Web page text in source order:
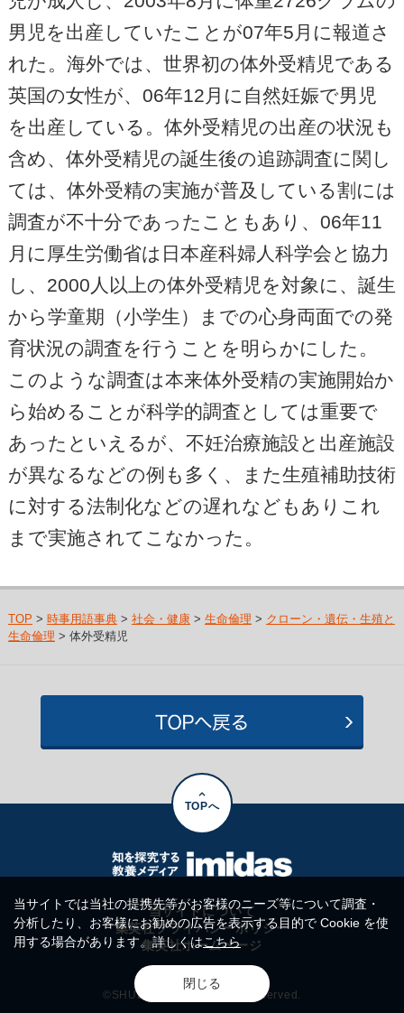
男児を出産していたことが07年5月に報道さ
れた。海外では、世界初の体外受精児である
英国の女性が、06年12月に自然妊娠で男児
を出産している。体外受精児の出産の状況も
含め、体外受精児の誕生後の追跡調査に関し
ては、体外受精の実施が普及している割には
調査が不十分であったこともあり、06年11
月に厚生労働省は日本産科婦人科学会と協力
し、2000人以上の体外受精児を対象に、誕生
から学童期（小学生）までの心身両面での発
育状況の調査を行うことを明らかにした。
このような調査は本来体外受精の実施開始か
ら始めることが科学的調査としては重要で
あったといえるが、不妊治療施設と出産施設
が異なるなどの例も多く、また生殖補助技術
に対する法制化などの遅れなどもありこれ
まで実施されてこなかった。
TOP > 時事用語事典> 社会・健康> 生命倫理 > クローン・遺伝・生殖と
生命倫理 > 体外受精児
TOPへ
当サイトについて
集英社プライバシーポリシー
集英社ホームページ
©SHUEISHA Inc. All rights reserved.
当サイトでは当社の提携先等がお客様のニーズ等について調査・
分析したり、お客様にお勧めの広告を表示する目的で Cookie を使
用する場合があります。詳しくはこちら
閉じる